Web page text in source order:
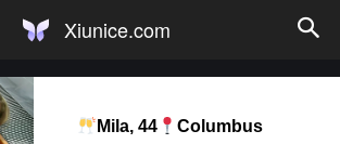
Xiunice.com
Mila, 44 Columbus